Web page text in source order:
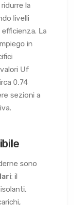
la
livelli
La
in
Uf
0,74
sezioni a
sono
: il